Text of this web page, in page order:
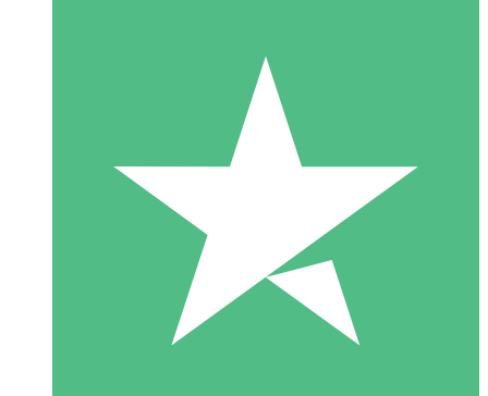
Pacchetti di Crediti Individuali
Paga a consumo con crediti di download. Nessun impegno
1 Download
10